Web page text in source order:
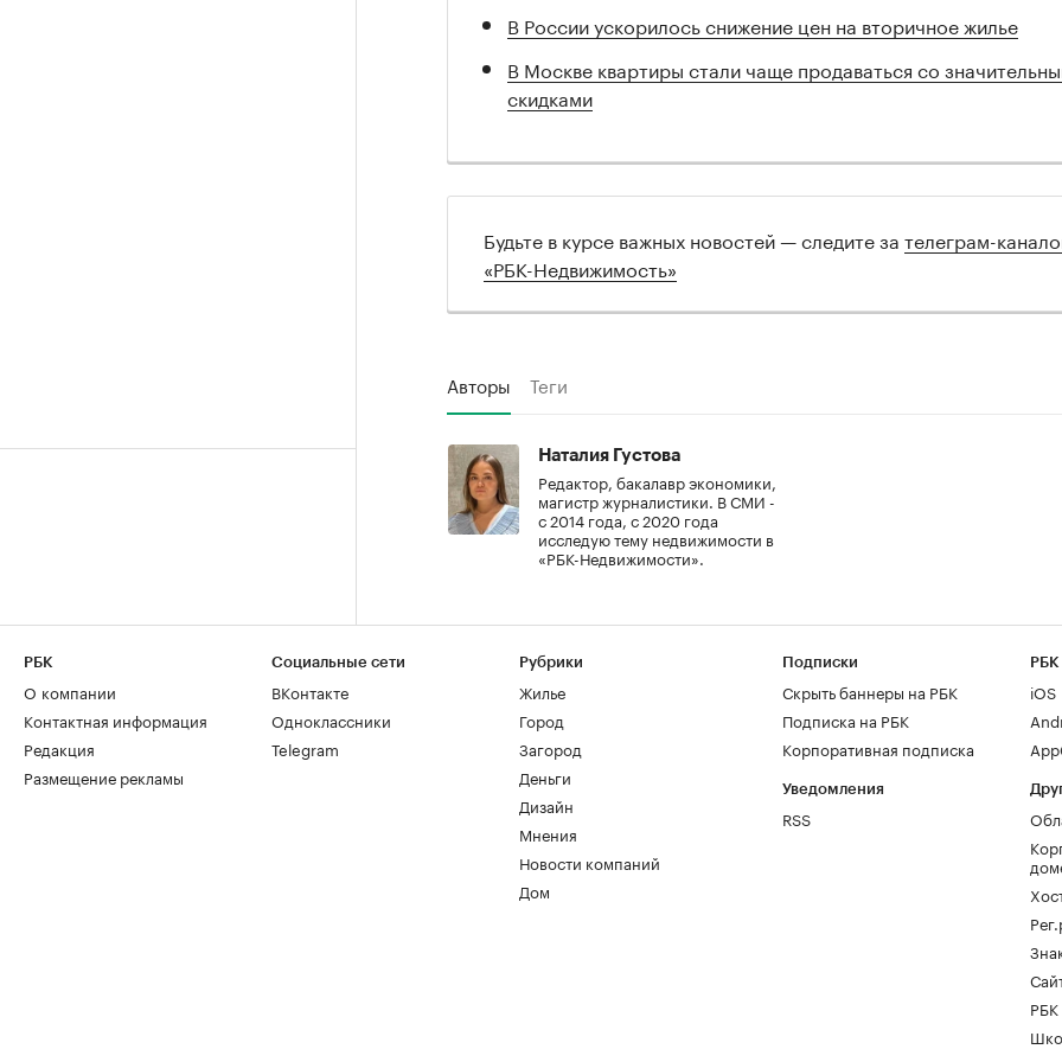
В России ускорилось снижение цен на вторичное жилье
В Москве квартиры стали чаще продаваться со
скидками
Будьте в курсе важных новостей — следите за телеграм-
«РБК-Недвижимость»
Авторы Теги
Наталия Густова
Редактор, бакалавр экономики,
магистр журналистики. В СМИ -
с 2014 года, с 2020 года
исследую тему недвижимости в
«РБК-Недвижимости».
РБК
О компании
Контактная информация
Редакция
Размещение рекламы
Социальные сети
ВКонтакте
Одноклассники
Telegram
Рубрики
Жилье
Город
Загород
Деньги
Дизайн
Мнения
Новости компаний
Дом
Подписки
Скрыть баннеры на РБК
Подписка на РБК
Корпоративная подписка
Уведомления
RSS
РБК
iOS